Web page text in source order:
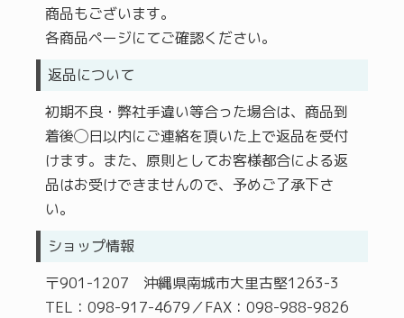
商品もございます。
各商品ページにてご確認ください。
返品について
初期不良・弊社手違い等合った場合は、商品到
着後◯日以内にご連絡を頂いた上で返品を受付
けます。また、原則としてお客様都合による返
品はお受けできませんので、予めご了承下さ
い。
ショップ情報
〒901-1207 沖縄県南城市大里古堅1263-3
TEL：098-917-4679／FAX：098-988-9826